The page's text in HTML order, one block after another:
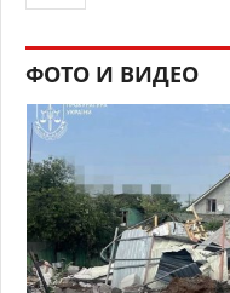
ФОТО И ВИДЕО